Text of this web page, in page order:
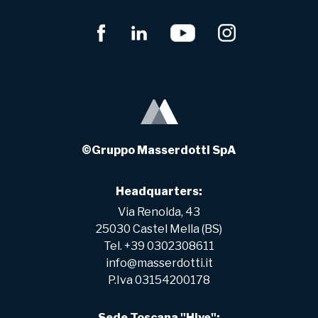
©Gruppo Masserdotti SpA
Headquarters:
Via Renolda, 43
25030 Castel Mella (BS)
Tel. +39 0302308611
info@masserdotti.it
P.Iva 03154200178